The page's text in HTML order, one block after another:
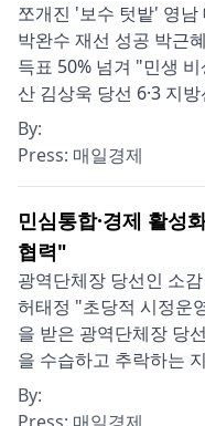
쪼개진 '보수 텃밭' 영남
박완수 재선 성공 박근
득표 50% 넘겨 "민생
산 김상욱 당선 6·3 지
By:
Press: 매일경제
민심통합·경제 활성
협력"
광역단체장 당선인 소
허태정 "초당적 시정운
을 받은 광역단체장 당
을 수습하고 추락하는
By: